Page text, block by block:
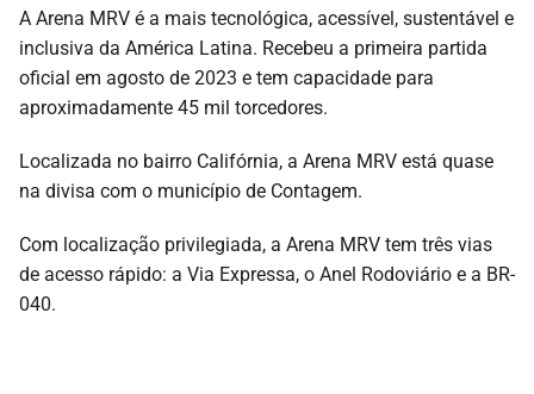
A Arena MRV é a mais tecnológica, acessível, sustentável e
inclusiva da América Latina. Recebeu a primeira partida
oficial em agosto de 2023 e tem capacidade para
aproximadamente 45 mil torcedores.
Localizada no bairro Califórnia, a Arena MRV está quase
na divisa com o município de Contagem.
Com localização privilegiada, a Arena MRV tem três vias
de acesso rápido: a Via Expressa, o Anel Rodoviário e a BR-
040.